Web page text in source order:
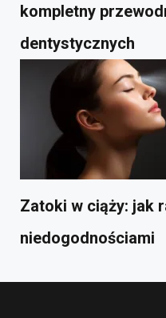
kompletny
dentystycznych
Zatoki w ciąży: jak
niedogodnościami